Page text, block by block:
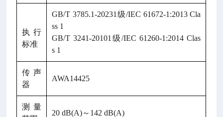
执行
标准
GB/T 3785.1-20231级/IEC 61672-1:2013 Cla
ss 1
GB/T 3241-20101级/IEC 61260-1:2014 Clas
s 1
传声
器
AWA14425
测量
20 dB(A)～142 dB(A)